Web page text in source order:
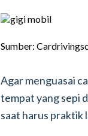
Sumber:
Agar menguasai
tempat yang sepi
saat harus praktik